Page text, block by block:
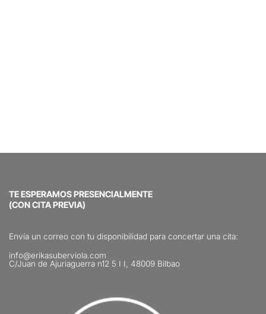
TE ESPERAMOS PRESENCIALMENTE
(CON CITA PREVIA)
Envía un correo con tu disponibilidad para concertar una cita:
info@erikasuberviola.com
C/Juan de Ajuriaguerra n12 5 I I, 48009 Bilbao